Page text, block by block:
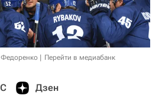
Перейти в медиабанк
Дзен